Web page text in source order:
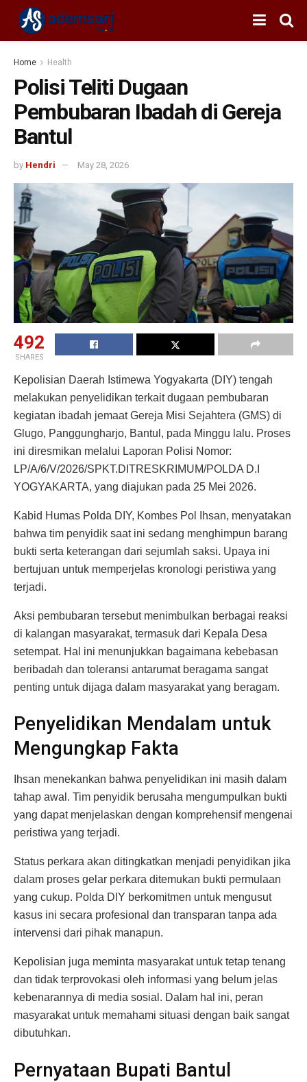
Home Health
Polisi Teliti Dugaan
Pembubaran Ibadah di Gereja
Bantul
by Hendri May 28, 2026
492
SHARES
Kepolisian Daerah Istimewa Yogyakarta (DIY) tengah
melakukan penyelidikan terkait dugaan pembubaran
kegiatan ibadah jemaat Gereja Misi Sejahtera (GMS) di
Glugo, Panggungharjo, Bantul, pada Minggu lalu. Proses
ini diresmikan melalui Laporan Polisi Nomor:
LP/A/6/V/2026/SPKT.DITRESKRIMUM/POLDA D.I
YOGYAKARTA, yang diajukan pada 25 Mei 2026.
Kabid Humas Polda DIY, Kombes Pol Ihsan, menyatakan
bahwa tim penyidik saat ini sedang menghimpun barang
bukti serta keterangan dari sejumlah saksi. Upaya ini
bertujuan untuk memperjelas kronologi peristiwa yang
terjadi.
Aksi pembubaran tersebut menimbulkan berbagai reaksi
di kalangan masyarakat, termasuk dari Kepala Desa
setempat. Hal ini menunjukkan bagaimana kebebasan
beribadah dan toleransi antarumat beragama sangat
penting untuk dijaga dalam masyarakat yang beragam.
Penyelidikan Mendalam untuk
Mengungkap Fakta
Ihsan menekankan bahwa penyelidikan ini masih dalam
tahap awal. Tim penyidik berusaha mengumpulkan bukti
yang dapat menjelaskan dengan komprehensif mengenai
peristiwa yang terjadi.
Status perkara akan ditingkatkan menjadi penyidikan jika
dalam proses gelar perkara ditemukan bukti permulaan
yang cukup. Polda DIY berkomitmen untuk mengusut
kasus ini secara profesional dan transparan tanpa ada
intervensi dari pihak manapun.
Kepolisian juga meminta masyarakat untuk tetap tenang
dan tidak terprovokasi oleh informasi yang belum jelas
kebenarannya di media sosial. Dalam hal ini, peran
masyarakat untuk memahami situasi dengan baik sangat
dibutuhkan.
Pernyataan Bupati Bantul